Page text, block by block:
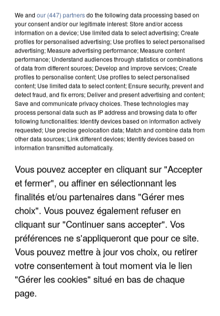
UN SECOND CADRE DE LA DZ MAFIA
INTERPELLÉ EN ALGÉRIE
We and our (447) partnersdo the following data processing based on
your consent and/or our legitimate interest: Store and/or access
information on a device; Use limited data to select advertising; Create
profiles for personalised advertising; Use profiles to select personalised
advertising; Measure advertising performance; Measure content
performance; Understand audiences through statistics or combinations
of data from different sources; Develop and improve services; Create
profiles to personalise content; Use profiles to select personalised
content; Use limited data to select content; Ensure security, prevent and
detect fraud, and fix errors; Deliver and present advertising and content;
Save and communicate privacy choices. These technologies may
process personal data such as IP address and browsing data to offer
following functionalities: Identify devices based on information actively
requested; Use precise geolocation data; Match and combine data from
other data sources; Link different devices; Identify devices based on
information transmitted automatically.
Vous pouvez accepter en cliquant sur "Accepter
et fermer", ou affiner en sélectionnant les
finalités et/ou partenaires dans "Gérer mes
choix". Vous pouvez également refuser en
cliquant sur "Continuer sans accepter". Vos
préférences ne s'appliqueront que pour ce site.
Vous pouvez mettre à jour vos choix, ou retirer
votre consentement à tout moment via le lien
"Gérer les cookies" situé en bas de chaque
page.